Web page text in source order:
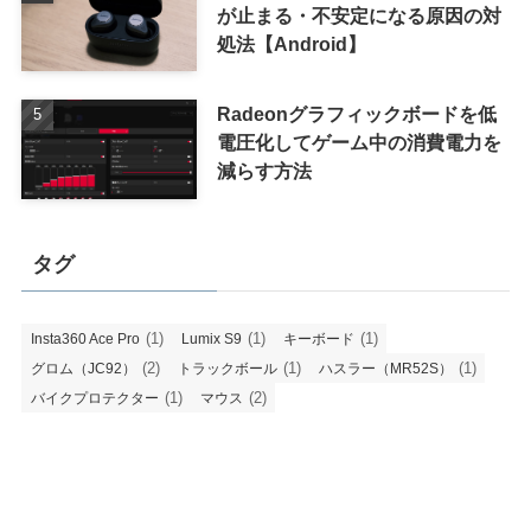
が止まる・不安定になる原因の対
処法【Android】
Radeonグラフィックボードを低
電圧化してゲーム中の消費電力を
減らす方法
タグ
Insta360 Ace Pro (1) Lumix S9 (1) キーボード (1)
グロム（JC92） (2) トラックボール (1) ハスラー（MR52S） (1)
バイクプロテクター (1) マウス (2)